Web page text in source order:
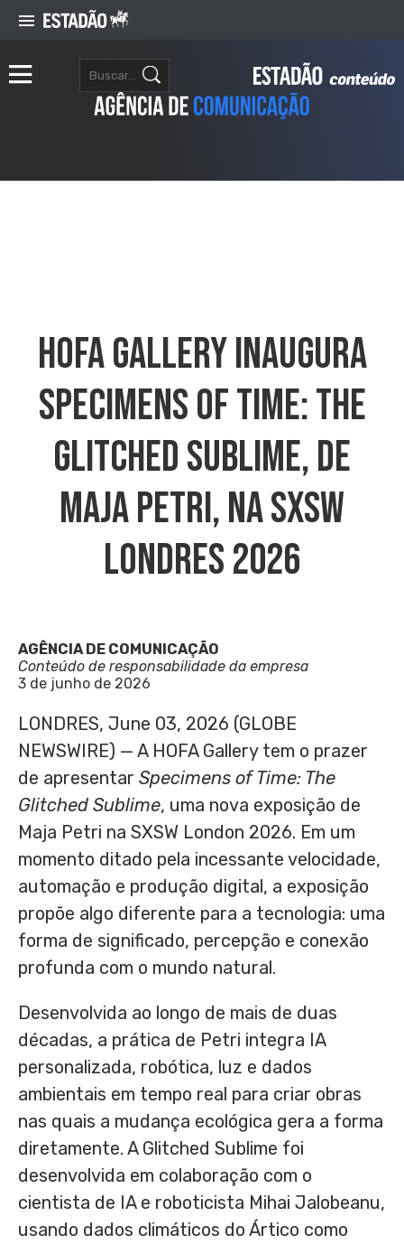
HOFA Gallery Inaugura
Specimens Of Time: The
Glitched Sublime, De
Maja Petri, Na SXSW
Londres 2026
AGÊNCIA DE COMUNICAÇÃO
Conteúdo de responsabilidade da empresa
3 de junho de 2026
LONDRES, June 03, 2026 (GLOBE
NEWSWIRE) — A HOFA Gallery tem o prazer
de apresentar Specimens of Time: The
Glitched Sublime, uma nova exposição de
Maja Petri na SXSW London 2026. Em um
momento ditado pela incessante velocidade,
automação e produção digital, a exposição
propõe algo diferente para a tecnologia: uma
forma de significado, percepção e conexão
profunda com o mundo natural.
Desenvolvida ao longo de mais de duas
décadas, a prática de Petri integra IA
personalizada, robótica, luz e dados
ambientais em tempo real para criar obras
nas quais a mudança ecológica gera a forma
diretamente. A Glitched Sublime foi
desenvolvida em colaboração com o
cientista de IA e roboticista Mihai Jalobeanu,
usando dados climáticos do Ártico como